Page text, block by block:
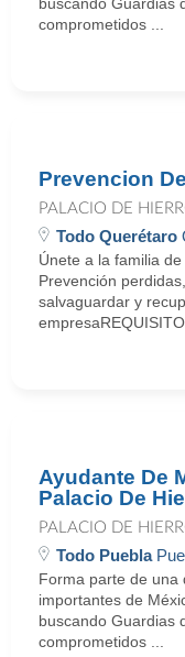
comprometidos ...
Prevencion
PALACIO DE
Todo Querétaro
Únete a la familia
Prevención
salvaguardar y
Ayudante De
Palacio De
PALACIO DE
Todo Puebla
Forma parte de una
importantes de
buscando Guardias
comprometidos ...